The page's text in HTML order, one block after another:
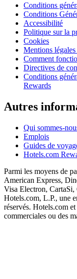
Conditions
Conditions
Accessibilité
Politique sur la
Cookies
Mentions
Comment
Directives de
Conditions
Rewards
Autres
Qui sommes-
Emplois
Guides de
Hotels.com
Parmi les moyens de
American Express,
Visa Electron, CartaSi,
Hotels.com, L.P., une
réservés. Hotels.com
commerciales ou des